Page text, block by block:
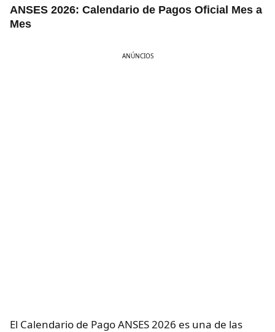
ANSES 2026: Calendario de Pagos Oficial Mes a
Mes
ANÚNCIOS
El Calendario de Pago ANSES 2026 es una de las